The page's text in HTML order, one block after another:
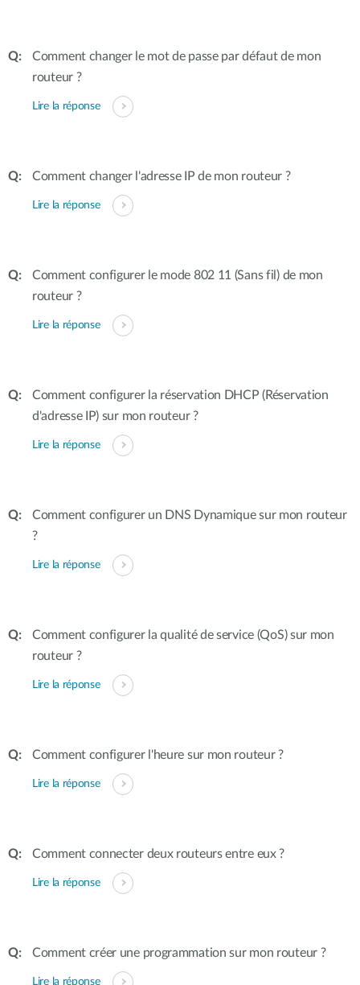
Comment changer le mot de passe par défaut de mon
routeur ?
Lire la réponse
Comment changer l'adresse IP de mon routeur ?
Lire la réponse
Comment configurer le mode 802 11 (Sans fil) de mon
routeur ?
Lire la réponse
Comment configurer la réservation DHCP (Réservation
d'adresse IP) sur mon routeur ?
Lire la réponse
Comment configurer un DNS Dynamique sur mon routeur
?
Lire la réponse
Comment configurer la qualité de service (QoS) sur mon
routeur ?
Lire la réponse
Comment configurer l'heure sur mon routeur ?
Lire la réponse
Comment connecter deux routeurs entre eux ?
Lire la réponse
Comment créer une programmation sur mon routeur ?
Lire la réponse